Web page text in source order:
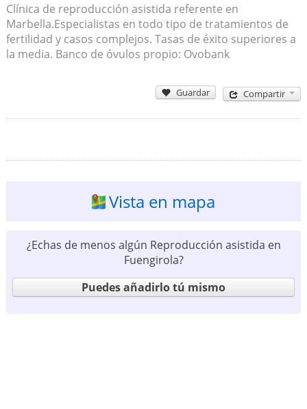
Clínica de reproducción asistida referente en
Marbella.Especialistas en todo tipo de tratamientos de
fertilidad y casos complejos. Tasas de éxito superiores a
la media. Banco de óvulos propio: Ovobank
Guardar Compartir
Vista en mapa
¿Echas de menos algún Reproducción asistida en
Fuengirola?
Puedes añadirlo tú mismo